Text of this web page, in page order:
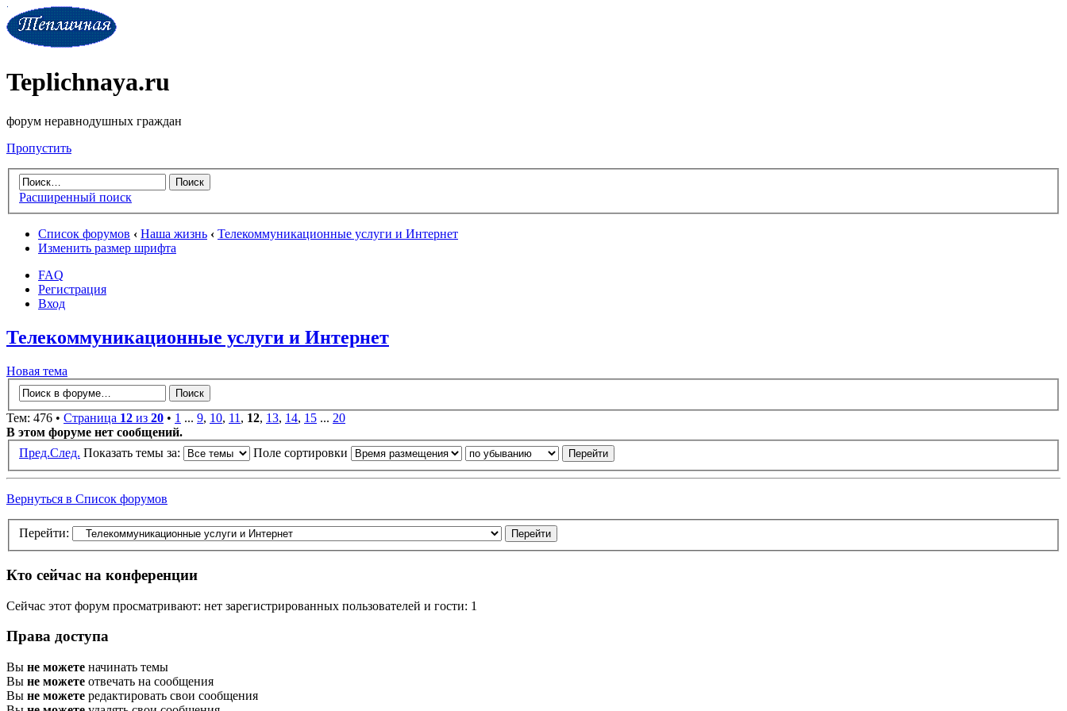
Teplichnaya.ru
форум неравнодушных граждан
Пропустить
Расширенный поиск
Список форумов ‹ Наша жизнь ‹ Телекоммуникационные услуги и Интернет
Изменить размер шрифта
FAQ
Регистрация
Вход
Телекоммуникационные услуги и Интернет
Новая тема
Тем: 476 • Страница 12 из 20 • 1 ... 9, 10, 11 , 12, 13, 14, 15 ... 20
В этом форуме нет сообщений.
Пред.След. Показать темы за: Поле сортировки
Вернуться в Список форумов
Перейти:
Кто сейчас на конференции
Сейчас этот форум просматривают: нет зарегистрированных пользователей и гости: 1
Права доступа
Вы не можете начинать темы
Вы не можете отвечать на сообщения
Вы не можете редактировать свои сообщения